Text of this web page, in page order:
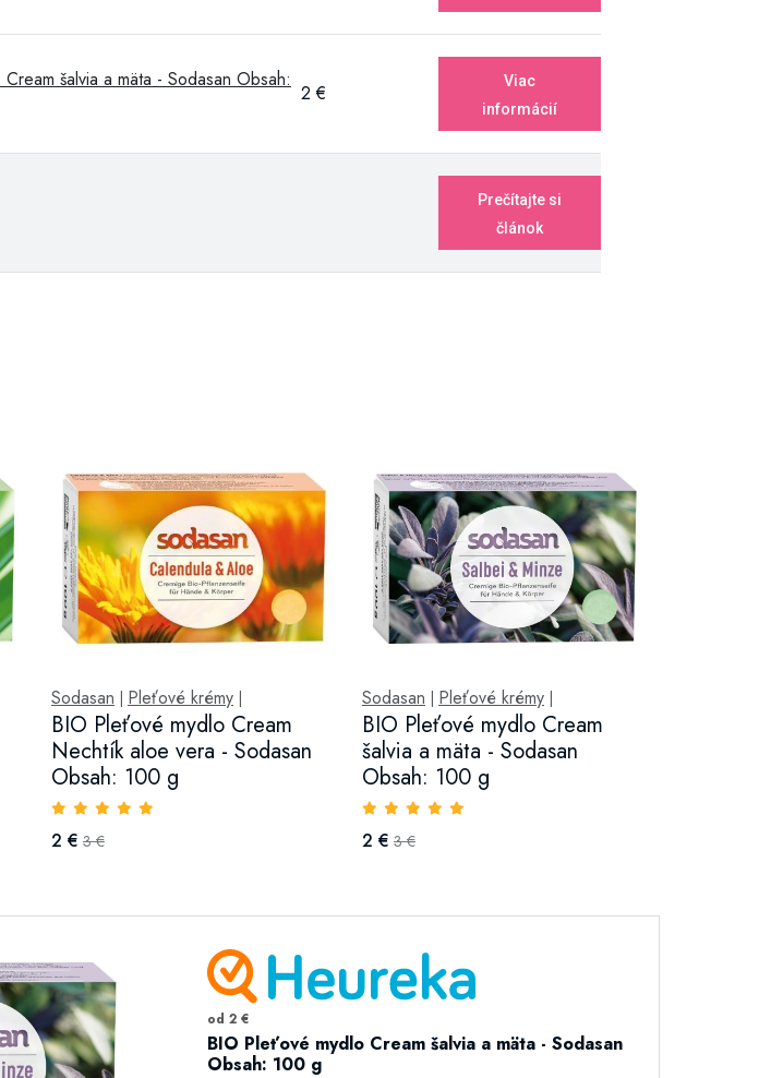
šalvia a mäta - Sodasan Obsah:
2 €
Viac
informácií
Prečítajte si
článok
Sodasan Pleťové krémy|
BIO Pleťové mydlo Cream
Nechtík aloe vera - Sodasan
Obsah: 100 g
2 € 3 €
Sodasan Pleťové krémy|
BIO Pleťové mydlo Cream
šalvia a mäta - Sodasan
Obsah: 100 g
2 € 3 €
od 2 €
BIO Pleťové mydlo Cream šalvia a mäta - Sodasan
Obsah: 100 g